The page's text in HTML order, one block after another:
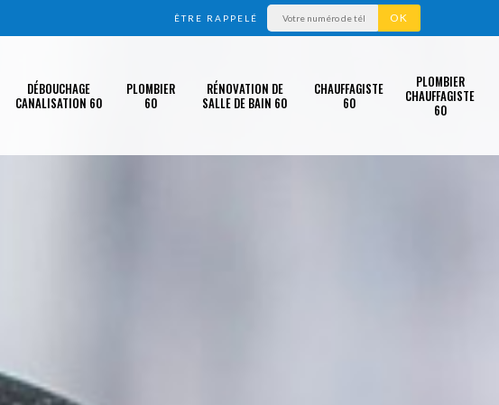
ÊTRE RAPPELÉ
DÉBOUCHAGE
CANALISATION 60
PLOMBIER
60
RÉNOVATION DE
SALLE DE BAIN 60
CHAUFFAGISTE
60
PLOMBIER
CHAUFFAGISTE
60